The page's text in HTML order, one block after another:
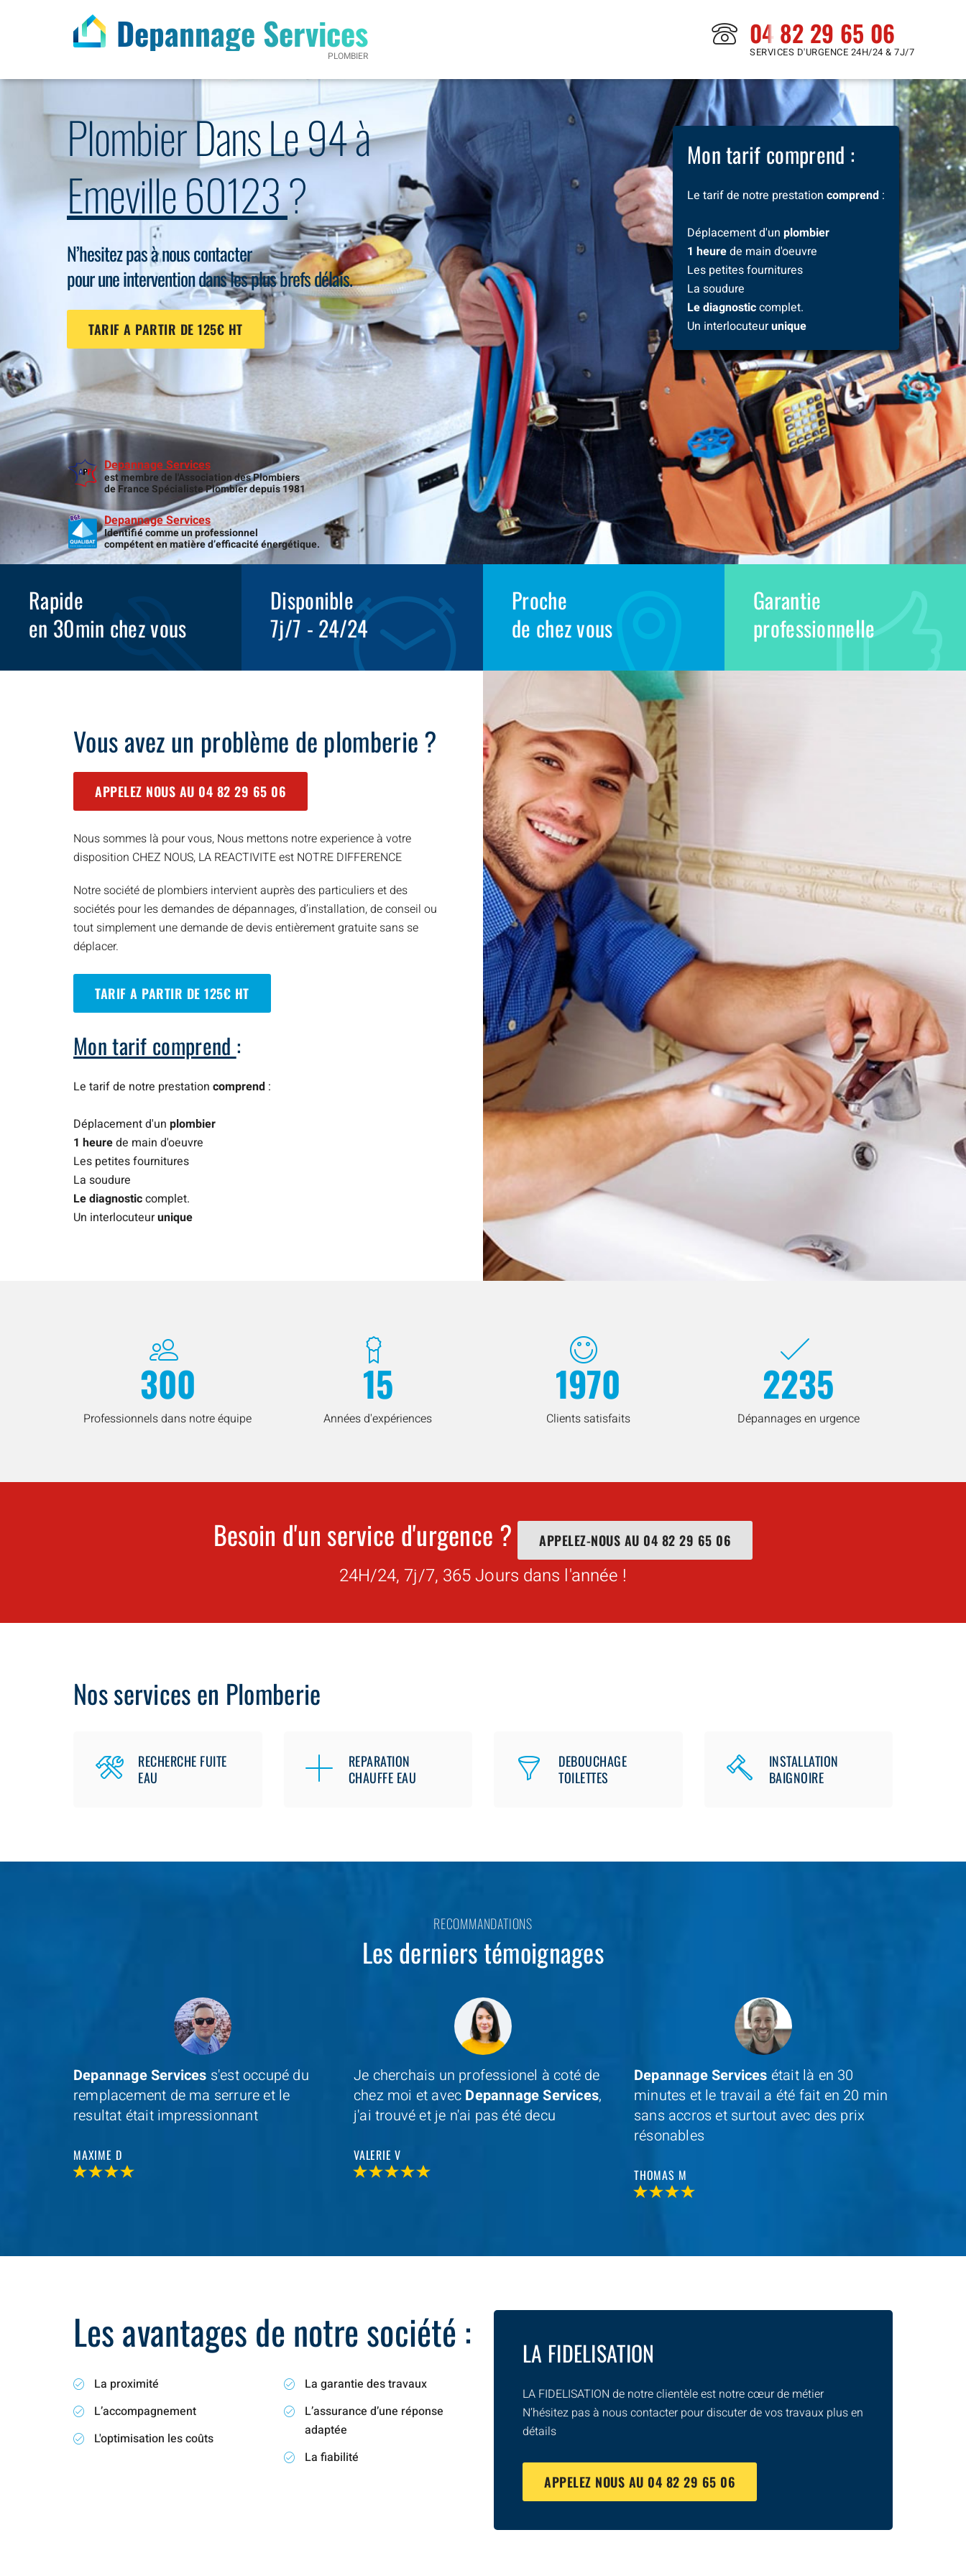
Depannage Services
PLOMBIER
04 82 29 65 06
SERVICES D'URGENCE 24H/24 & 7J/7
Mon tarif comprend :
Le tarif de notre prestation comprend :
Déplacement d'un plombier
1 heurede main d'oeuvre
Les petites fournitures
La soudure
Le diagnosticcomplet.
Un interlocuteurunique
Plombier Dans Le 94 à
Emeville 60123?
N’hesitez pas à nous contacter
pour une intervention dans les plus brefs délais.
TARIF A PARTIR DE 125€ HT
Depannage Services
est membre de l'Association des Plombiers
de France Spécialiste Plombier depuis 1981
Depannage Services
Identifié comme un professionnel
compétent en matière d’efficacité énergétique.
Rapide
en 30min chez vous
Disponible
7j/7 - 24/24
Proche
de chez vous
Garantie
professionnelle
Vous avez un problème de plomberie ?
APPELEZ NOUS AU 04 82 29 65 06
Nous sommes là pour vous, Nous mettons notre experience à votre
disposition CHEZ NOUS, LA REACTIVITE est NOTRE DIFFERENCE
Notre société de plombiers intervient auprès des particuliers et des
sociétés pour les demandes de dépannages, d’installation, de conseil ou
tout simplement une demande de devis entièrement gratuite sans se
déplacer.
TARIF A PARTIR DE 125€ HT
Mon tarif comprend :
Le tarif de notre prestation comprend :
Déplacement d'un plombier
1 heurede main d'oeuvre
Les petites fournitures
La soudure
Le diagnosticcomplet.
Un interlocuteurunique
300
Professionnels dans notre équipe
15
Années d'expériences
1970
Clients satisfaits
2235
Dépannages en urgence
Besoin d'un service d'urgence ? APPELEZ-NOUS AU 04 82 29 65 06
24H/24, 7j/7, 365 Jours dans l'année !
Nos services en Plomberie
RECHERCHE FUITE
EAU
REPARATION
CHAUFFE EAU
DEBOUCHAGE
TOILETTES
INSTALLATION
BAIGNOIRE
RECOMMANDATIONS
Les derniers témoignages
Depannage Services s'est occupé du
remplacement de ma serrure et le
resultat était impressionnant
MAXIME D
Je cherchais un professionel à coté de
chez moi et avec Depannage Services,
j'ai trouvé et je n'ai pas été decu
VALERIE V
Depannage Services était là en 30
minutes et le travail a été fait en 20 min
sans accros et surtout avec des prix
résonables
THOMAS M
Les avantages de notre société :
La proximité
L’accompagnement
L'optimisation les coûts
La garantie des travaux
L’assurance d’une réponse
adaptée
La fiabilité
LA FIDELISATION
LA FIDELISATION de notre clientèle est notre cœur de métier
N’hésitez pas à nous contacter pour discuter de vos travaux plus en
détails
APPELEZ NOUS AU 04 82 29 65 06